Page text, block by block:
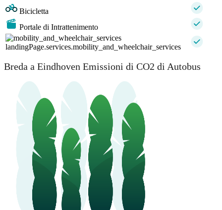
Bicicletta
Portale di Intrattenimento
landingPage.services.mobility_and_wheelchair_services
Breda a Eindhoven Emissioni di CO2 di Autobus